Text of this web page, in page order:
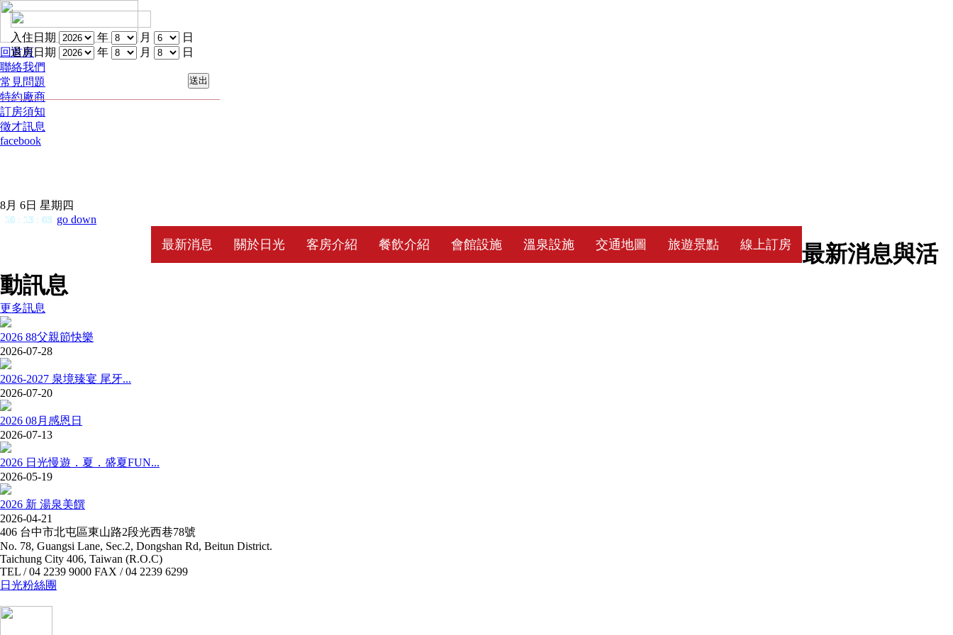
回首頁
聯絡我們
常見問題
特約廠商
訂房須知
徵才訊息
facebook
入住日期 年 月
日
退房日期
年 月 日
8月 6日 星期四
10 : 13 : 03 go down
最新消息 關於日光 客房介紹 餐飲介紹 會館設施 溫泉設施 交通地圖 旅遊景點 線上訂房
最新消息與活
動訊息
更多訊息
2026 88父親節快樂
2026-07-28
2026-2027 泉境臻宴 尾牙...
2026-07-20
2026 08月感恩日
2026-07-13
2026 日光慢遊．夏．盛夏FUN...
2026-05-19
2026 新 湯泉美饌
2026-04-21
406 台中市北屯區東山路2段光西巷78號
No. 78, Guangsi Lane, Sec.2, Dongshan Rd, Beitun District.
Taichung City 406, Taiwan (R.O.C)
TEL / 04 2239 9000 FAX / 04 2239 6299
日光粉絲團